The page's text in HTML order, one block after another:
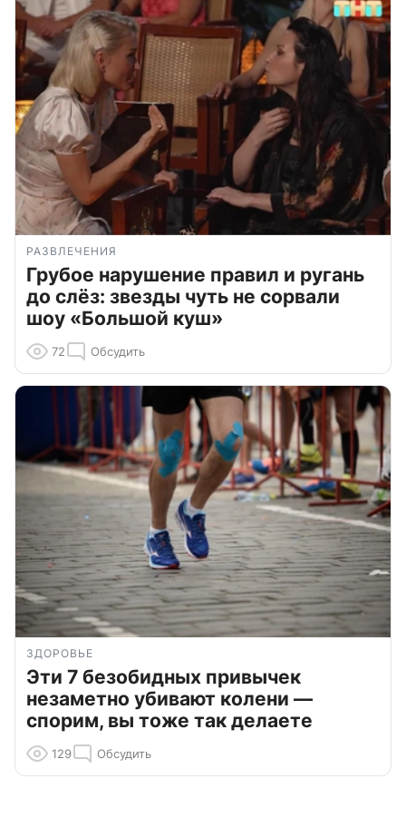
РАЗВЛЕЧЕНИЯ
Грубое нарушение правил и ругань
до слёз: звезды чуть не сорвали
шоу «Большой куш»
72 Обсудить
ЗДОРОВЬЕ
Эти 7 безобидных привычек
незаметно убивают колени —
спорим, вы тоже так делаете
129 Обсудить